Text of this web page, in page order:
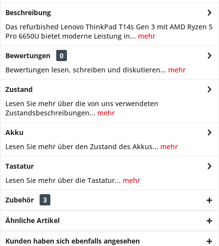
Beschreibung
Das refurbished Lenovo ThinkPad T14s Gen 3 mit AMD Ryzen 5
Pro 6650U bietet moderne Leistung in... mehr
Bewertungen
0
Bewertungen lesen, schreiben und diskutieren... mehr
Zustand
Lesen Sie mehr über die von uns verwendeten
Zustandsbeschreibungen... mehr
Akku
Lesen Sie mehr über den Zustand des Akkus... mehr
Tastatur
Lesen Sie mehr über die Tastatur... mehr
Zubehör 3
Ähnliche Artikel
Kunden haben sich ebenfalls angesehen